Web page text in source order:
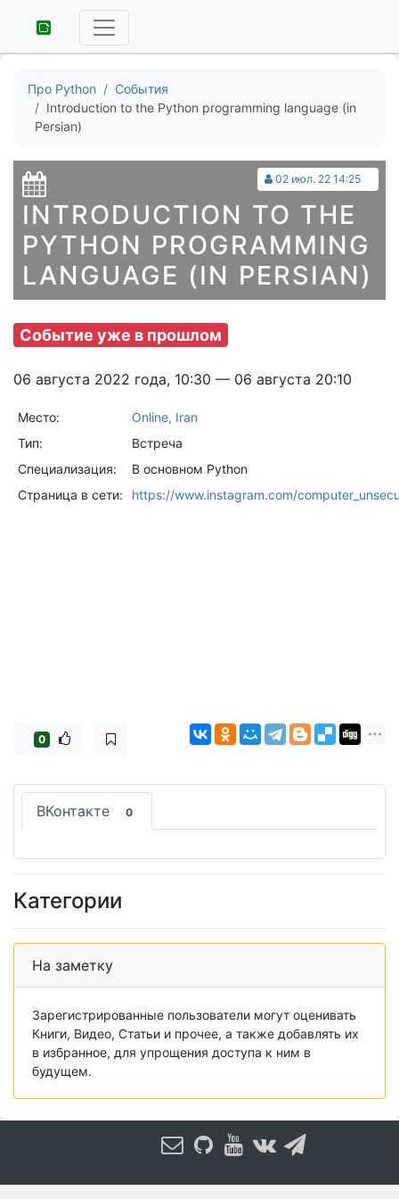
Про Python
События
Introduction to the Python programming language (in
Persian)
02 июл. 22 14:25
INTRODUCTION TO THE
PYTHON PROGRAMMING
LANGUAGE (IN PERSIAN)
Событие уже в прошлом
06 августа 2022 года, 10:30 — 06 августа 20:10
Место:
Online, Iran
Тип:
Встреча
Специализация:
В основном Python
Страница в сети:
https://www.instagram.com/
0
ВКонтакте 0
Категории
На заметку
Зарегистрированные пользователи могут оценивать
Книги, Видео, Статьи и прочее, а также добавлять их
в избранное, для упрощения доступа к ним в
будущем.